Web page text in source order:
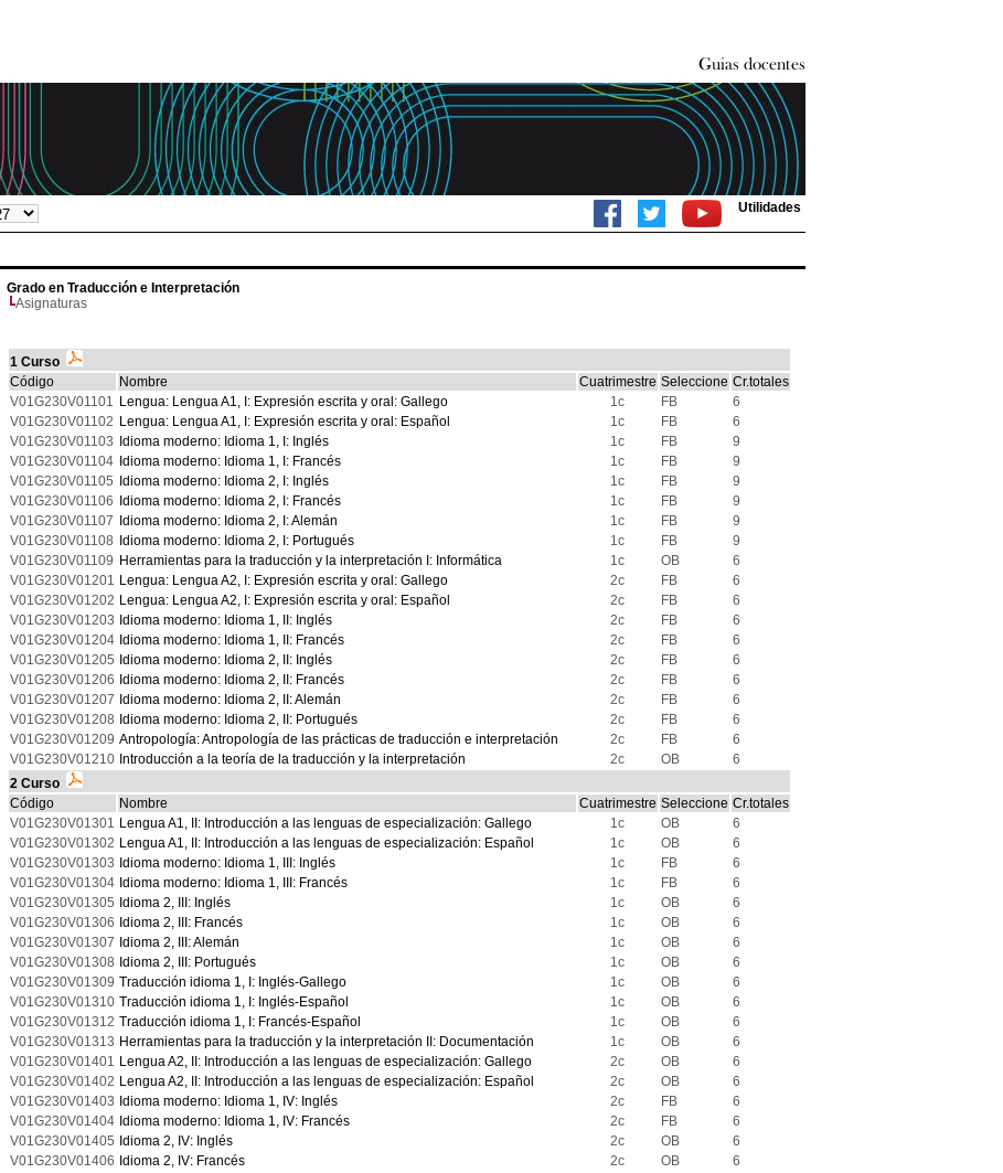
Utilidades
Grado en Traducción e Interpretación
Asignaturas
1 Curso
Código
Nombre Cuatrimestre Seleccione Cr.totales
V01G230V01101 Lengua: Lengua A1, I: Expresión escrita y oral: Gallego 1c FB
6
V01G230V01102 Lengua: Lengua A1, I: Expresión escrita y oral: Español 1c FB
6
V01G230V01103
Idioma moderno: Idioma 1, I: Inglés 1c FB
9
V01G230V01104 Idioma moderno: Idioma 1, I: Francés 1c FB
9
V01G230V01105
Idioma moderno: Idioma 2, I: Inglés 1c FB
9
V01G230V01106
Idioma moderno: Idioma 2, I: Francés 1c FB
9
V01G230V01107
Idioma moderno: Idioma 2, I: Alemán 1c FB
9
V01G230V01108
Idioma moderno: Idioma 2, I: Portugués 1c FB
9
V01G230V01109 Herramientas para la traducción y la interpretación I: Informática 1c OB
6
V01G230V01201 Lengua: Lengua A2, I: Expresión escrita y oral: Gallego 2c FB
6
V01G230V01202 Lengua: Lengua A2, I: Expresión escrita y oral: Español 2c FB
6
V01G230V01203 Idioma moderno: Idioma 1, II: Inglés 2c FB
6
V01G230V01204 Idioma moderno: Idioma 1, II: Francés 2c FB
6
V01G230V01205 Idioma moderno: Idioma 2, II: Inglés 2c FB
6
V01G230V01206 Idioma moderno: Idioma 2, II: Francés 2c FB
6
V01G230V01207 Idioma moderno: Idioma 2, II: Alemán 2c FB
6
V01G230V01208 Idioma moderno: Idioma 2, II: Portugués 2c FB
6
V01G230V01209 Antropología: Antropología de las prácticas de traducción e interpretación 2c FB
6
V01G230V01210 Introducción a la teoría de la traducción y la interpretación 2c OB
6
2 Curso
Código
Nombre Cuatrimestre Seleccione Cr.totales
V01G230V01301 Lengua A1, II: Introducción a las lenguas de especialización: Gallego 1c OB
6
V01G230V01302 Lengua A1, II: Introducción a las lenguas de especialización: Español 1c OB
6
V01G230V01303 Idioma moderno: Idioma 1, III: Inglés 1c FB
6
V01G230V01304 Idioma moderno: Idioma 1, III: Francés 1c FB
6
V01G230V01305 Idioma 2, III: Inglés 1c OB
6
V01G230V01306 Idioma 2, III: Francés 1c OB
6
V01G230V01307 Idioma 2, III: Alemán 1c OB
6
V01G230V01308 Idioma 2, III: Portugués 1c OB
6
V01G230V01309 Traducción idioma 1, I: Inglés-Gallego 1c OB
6
V01G230V01310 Traducción idioma 1, I: Inglés-Español 1c OB
6
V01G230V01312 Traducción idioma 1, I: Francés-Español 1c OB
6
V01G230V01313 Herramientas para la traducción y la interpretación II: Documentación 1c OB
6
V01G230V01401 Lengua A2, II: Introducción a las lenguas de especialización: Gallego 2c OB
6
V01G230V01402 Lengua A2, II: Introducción a las lenguas de especialización: Español 2c OB
6
V01G230V01403 Idioma moderno: Idioma 1, IV: Inglés 2c FB
6
V01G230V01404 Idioma moderno: Idioma 1, IV: Francés 2c FB
6
V01G230V01405 Idioma 2, IV: Inglés 2c OB
6
V01G230V01406 Idioma 2, IV: Francés 2c OB
6